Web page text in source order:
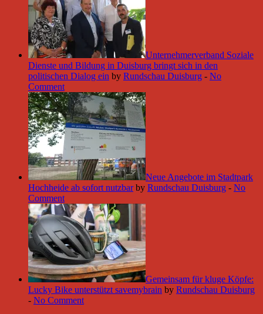
Unternehmerverband Soziale
Dienste und Bildung in Duisburg bringt sich in den
politischen Dialog ein by Rundschau Duisburg - No
Comment
Neue Angebote im Stadtpark
Hochheide ab sofort nutzbar by Rundschau Duisburg - No
Comment
Gemeinsam für kluge Köpfe:
Lucky Bike unterstützt savemybrain by Rundschau Duisburg
- No Comment